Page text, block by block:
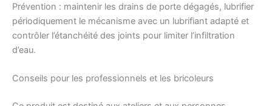
Prévention : maintenir les drains de porte dégagés, lubrifier
périodiquement le mécanisme avec un lubrifiant adapté et
contrôler l’étanchéité des joints pour limiter l’infiltration
d’eau.
Conseils pour les professionnels et les bricoleurs